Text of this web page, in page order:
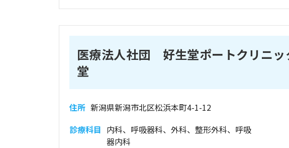
医療法人社団 好生堂ポートクリニ
堂
住所 新潟県新潟市北区松浜本町4-1-12
診療科目 内科、呼吸器科、外科、整形外科、呼吸
器内科